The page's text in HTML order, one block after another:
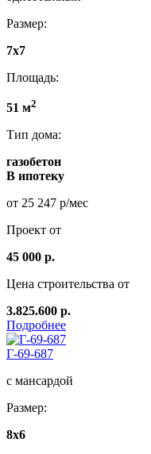
Размер:
7x7
Площадь:
51 м2
Тип дома:
газобетон
В ипотеку
от 25 247 р/мес
Проект от
45 000 р.
Цена строительства от
3.825.600 р.
Подробнее
Г-69-687
с мансардой
Размер:
8x6